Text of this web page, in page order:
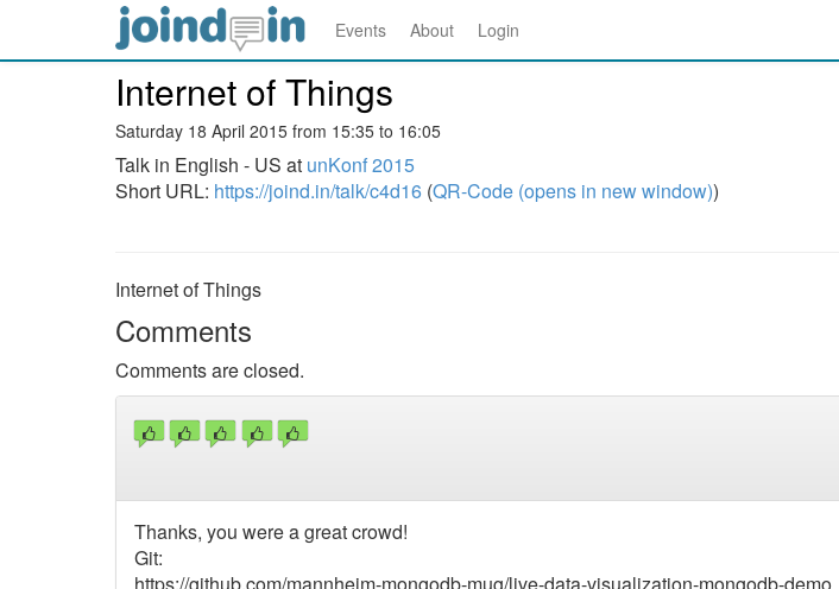
Events About Login
Internet of Things
Saturday 18 April 2015 from 15:35 to 16:05
Talk in English - US at unKonf 2015
Short URL: https://joind.in/talk/c4d16 (QR-Code (opens in new window))
Internet of Things
Comments
Comments are closed.
Thanks, you were a great crowd!
Git:
https://github.com/mannheim-mongodb-mug/live-data-visualization-mongodb-demo